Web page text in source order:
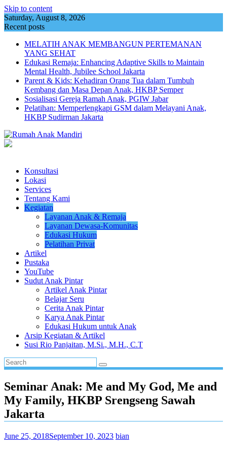
Skip to content
Saturday, August 8, 2026
Recent posts
MELATIH ANAK MEMBANGUN PERTEMANAN
YANG SEHAT
Edukasi Remaja: Enhancing Adaptive Skills to Maintain
Mental Health, Jubilee School Jakarta
Parent & Kids: Kehadiran Orang Tua dalam Tumbuh
Kembang dan Masa Depan Anak, HKBP Semper
Sosialisasi Gereja Ramah Anak, PGIW Jabar
Pelatihan: Memperlengkapi GSM dalam Melayani Anak,
HKBP Sudirman Jakarta
Konsultasi
Lokasi
Services
Tentang Kami
Kegiatan
Layanan Anak & Remaja
Layanan Dewasa-Komunitas
Edukasi Hukum
Pelatihan Privat
Artikel
Pustaka
YouTube
Sudut Anak Pintar
Artikel Anak Pintar
Belajar Seru
Cerita Anak Pintar
Karya Anak Pintar
Edukasi Hukum untuk Anak
Arsip Kegiatan & Artikel
Susi Rio Panjaitan, M.Si., M.H., C.T
Seminar Anak: Me and My God, Me and
My Family, HKBP Srengseng Sawah
Jakarta
June 25, 2018September 10, 2023 bian